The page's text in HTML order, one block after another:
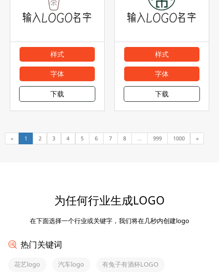
样式
字体
下载
样式
字体
下载
« 1 2 3 4 5 6 7 8 999 1000 »
为任何行业生成LOGO
在下面选择一个行业或关键字，我们将在几秒内创建logo
热门关键词
花艺logo 汽车logo 有兔子有酒杯LOGO